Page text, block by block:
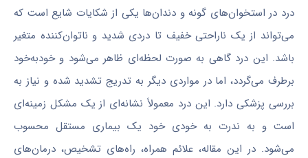
درد در استخوان‌های گونه و دندان‌ها یکی از شکایات شایع است که
می‌تواند از یک ناراحتی خفیف تا دردی شدید و ناتوان‌کننده متغیر
باشد. این درد گاهی به صورت لحظه‌ای ظاهر می‌شود و خودبه‌خود
برطرف می‌گردد، اما در مواردی دیگر به تدریج تشدید شده و نیاز به
بررسی پزشکی دارد. این درد معمولاً نشانه‌ای از یک مشکل زمینه‌ای
است و به ندرت به خودی خود یک بیماری مستقل محسوب
می‌شود. در این مقاله، علائم همراه، راه‌های تشخیص، درمان‌های